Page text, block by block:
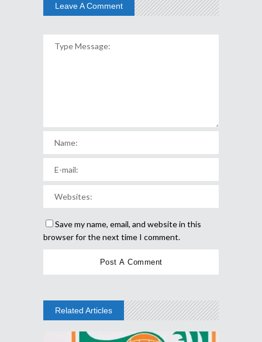
Leave A Comment
Save my name, email, and website in this
browser for the next time I comment.
Related Articles